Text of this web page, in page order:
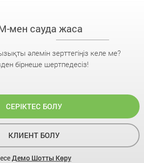
мен сауда жаса
әлемін зерттегіңіз келе ме?
бірнеше шертпедесіз!
СЕРІКТЕС БОЛУ
КЛИЕНТ БОЛУ
Демо Шотты Көру